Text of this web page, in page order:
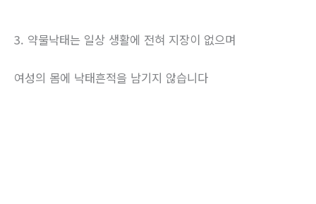
3. 약물낙태는 일상 생활에 전혀 지장이 없으며
여성의 몸에 낙태흔적을 남기지 않습니다